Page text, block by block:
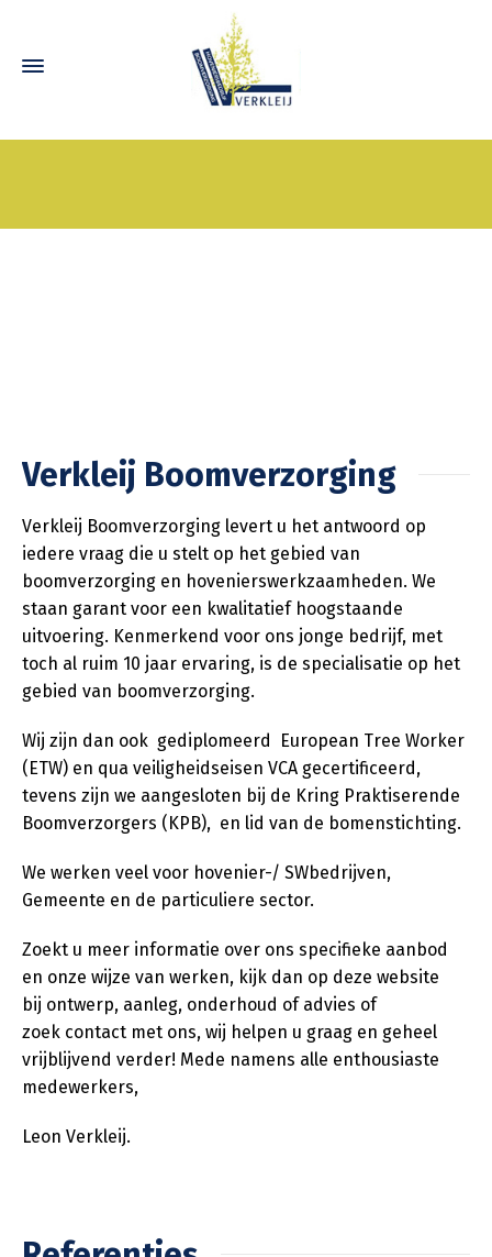
Verkleij Boomverzorging
Verkleij Boomverzorging levert u het antwoord op
iedere vraag die u stelt op het gebied van
boomverzorging en hovenierswerkzaamheden. We
staan garant voor een kwalitatief hoogstaande
uitvoering. Kenmerkend voor ons jonge bedrijf, met
toch al ruim 10 jaar ervaring, is de specialisatie op het
gebied van boomverzorging.
Wij zijn dan ook gediplomeerd European Tree Worker
(ETW) en qua veiligheidseisen VCA gecertificeerd,
tevens zijn we aangesloten bij de Kring Praktiserende
Boomverzorgers (KPB), en lid van de bomenstichting.
We werken veel voor hovenier-/ SWbedrijven,
Gemeente en de particuliere sector.
Zoekt u meer informatie over ons specifieke aanbod
en onze wijze van werken, kijk dan op deze website
bij ontwerp, aanleg, onderhoud of advies of
zoek contact met ons, wij helpen u graag en geheel
vrijblijvend verder! Mede namens alle enthousiaste
medewerkers,
Leon Verkleij.